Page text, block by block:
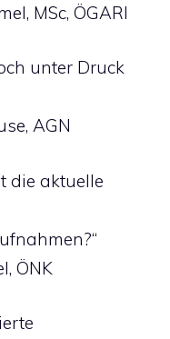
MSc, ÖGARI
unter Druck
AGN
die aktuelle
ÖNK